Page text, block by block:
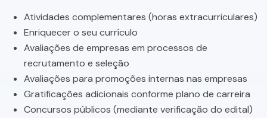
Atividades complementares (horas extracurriculares)
Enriquecer o seu currículo
Avaliações de empresas em processos de
recrutamento e seleção
Avaliações para promoções internas nas empresas
Gratificações adicionais conforme plano de carreira
Concursos públicos (mediante verificação do edital)